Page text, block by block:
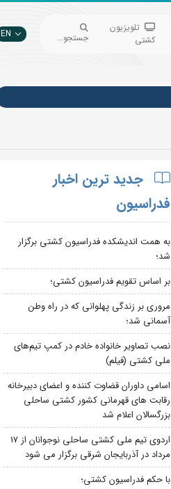
تلویزیون
کشتی
جستجو... EN
جدید ترین اخبار
فدراسیون
به همت اندیشکده فدراسیون کشتی برگزار
شد؛
بر اساس تقویم فدراسیون کشتی؛
مروری بر زندگی پهلوانی که در راه وطن
آسمانی شد؛
نصب تصاویر خانواده خادم در کمپ تیم‌های
ملی کشتی (فیلم)
اسامی داوران قضاوت کننده و اعضای دبیرخانه
رقابت های قهرمانی کشور کشتی ساحلی
بزرگسالان اعلام شد
اردوی تیم ملی کشتی ساحلی نوجوانان از 17
مرداد در آذربایجان شرقی برگزار می شود
با حکم فدراسیون کشتی؛